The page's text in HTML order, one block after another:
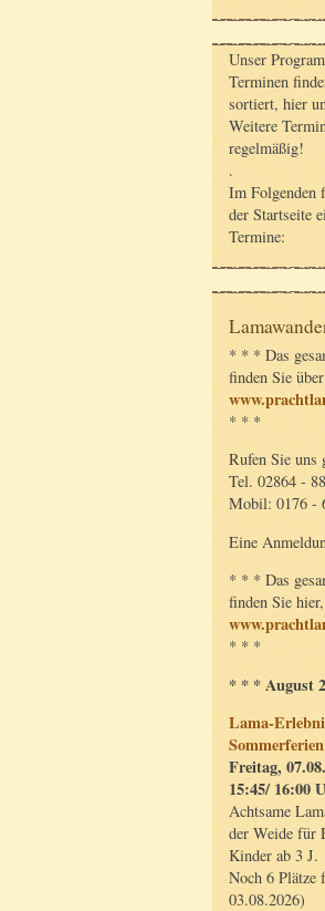
Unser
Terminen
sortiert, hier
Weitere
regelmäßig!
.
Im Folgenden
der Startseite
Termine:
* * * Das
finden Sie
* * *
Rufen Sie uns
Tel. 02864 -
Mobil: 0176 -
Eine
* * * Das
finden Sie
* * *
* * * August
Lama-
Sommerferien
Freitag,
15:45/ 16:00
Achtsame
der Weide für
Kinder ab 3 J.
Noch 6 Plätze
03.08.2026)